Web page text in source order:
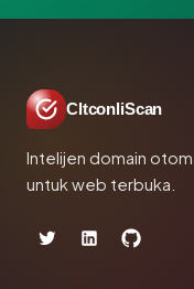
CltconliScan
Intelijen domain
untuk web terbuka.